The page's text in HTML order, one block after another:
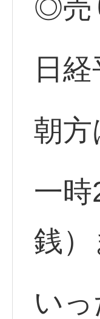
◎売
日
朝方
一
銭）
い